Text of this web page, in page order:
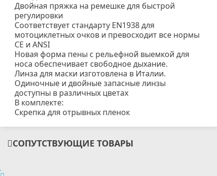
Двойная пряжка на ремешке для быстрой
регулировки
Соответствует стандарту EN1938 для
мотоциклетных очков и превосходит все нормы
CE и ANSI
Новая форма пены с рельефной выемкой для
носа обеспечивает свободное дыхание.
Линза для маски изготовлена в Италии.
Одиночные и двойные запасные линзы
доступны в различных цветах
В комплекте:
Скрепка для отрывных пленок
СОПУТСТВУЮЩИЕ ТОВАРЫ